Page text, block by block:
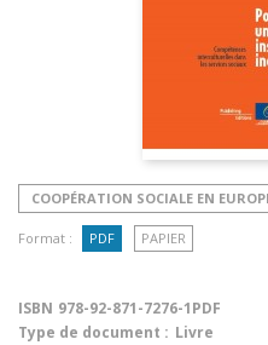
COOPÉRATION SOCIALE EN
Format : PDF PAPIER
ISBN 978-92-871-7276-1PDF
Type de document : Livre